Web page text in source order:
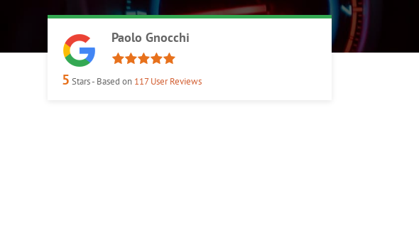
Paolo Gnocchi
5 Stars - Based on 117User Reviews